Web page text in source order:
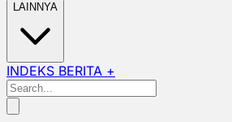
LAINNYA
INDEKS BERITA +